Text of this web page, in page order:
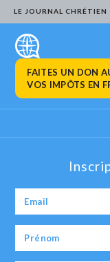
LE JOURNAL CHRÉTIEN
FAITES UN DON
VOS IMPÔTS EN